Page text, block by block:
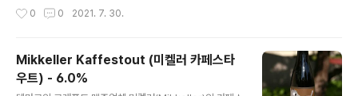
다면 누구나 생각하는 그 느낌처럼 상당히 맥주가 달아지
에 해당 재료가 들어간 디저트류를 연상시키는 맛을 지향
합니다. - 블로그에 리뷰된 투 올(To Øl)의 맥주들 - To Ø
l Sans Frontiere (투 욀 산스 프론티에르) - 7.0% - 20
0 0 2021. 7. 30.
Mikkeller Kaffestout (미켈러 카페스타
우트) - 6.0%